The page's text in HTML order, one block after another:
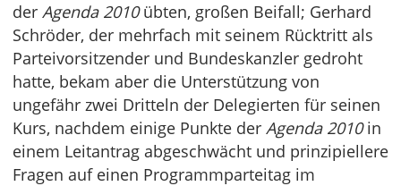
der Agenda 2010übten, großen Beifall; Gerhard
Schröder, der mehrfach mit seinem Rücktritt als
Parteivorsitzender und Bundeskanzler gedroht
hatte, bekam aber die Unterstützung von
ungefähr zwei Dritteln der Delegierten für seinen
Kurs, nachdem einige Punkte der Agenda 2010in
einem Leitantrag abgeschwächt und prinzipiellere
Fragen auf einen Programmparteitag im